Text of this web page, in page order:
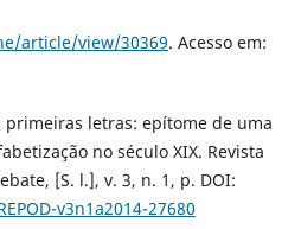
article/view/30369. Acesso em:
primeiras letras: epítome de uma
no século XIX. Revista
[S. l.], v. 3, n. 1, p. DOI:
v3n1a2014-27680